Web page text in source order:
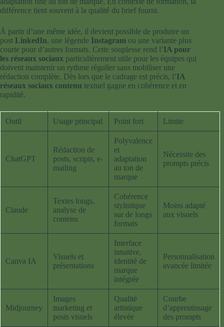
différence tient souvent à la qualité du brief fourni.
À partir d’une même idée, il devient possible de produire un
post LinkedIn, une légende Instagram ou une variante plus
courte pour d’autres formats. Cette souplesse rend l’IA pour
les réseaux sociaux particulièrement utile pour les équipes qui
doivent maintenir un rythme régulier sans mobiliser une
rédaction complète. Dès lors que le cadrage est précis, l’IA
réseaux sociaux contenu textuel gagne en cohérence et en
rapidité.
Outil Usage principal Point fort Limite
ChatGPT
Rédaction de
posts, scripts, e-
mailing
Polyvalence
et
adaptation
au ton de
marque
Nécessite des
prompts précis
Claude
Textes longs,
analyse de
contenu
Cohérence
stylistique
sur de longs
formats
Moins adapté
aux visuels
Canva IA
Visuels et
présentations
Interface
intuitive,
identité de
marque
intégrée
Personnalisation
avancée limitée
Midjourney
Images
marketing et
posts visuels
Qualité
artistique
élevée
Courbe
d’apprentissage
des prompts